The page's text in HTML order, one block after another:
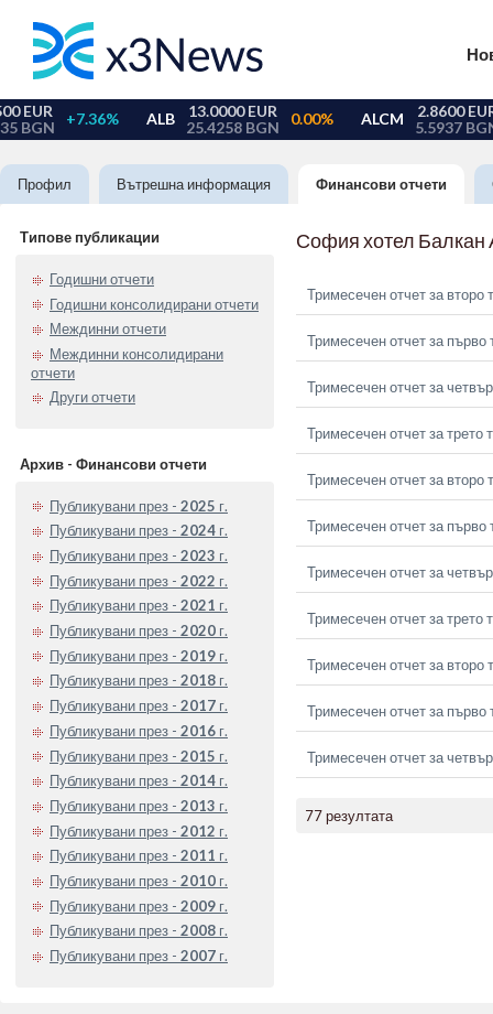
Профил Вътрешна информация Финансови отчети
Типове публикации
Годишни отчети
Годишни консолидирани отчети
Междинни отчети
Междинни консолидирани
отчети
Други отчети
Архив - Финансови отчети
Публикувани през - 2025 г.
Публикувани през - 2024 г.
Публикувани през - 2023 г.
Публикувани през - 2022 г.
Публикувани през - 2021 г.
Публикувани през - 2020 г.
Публикувани през - 2019 г.
Публикувани през - 2018 г.
Публикувани през - 2017 г.
Публикувани през - 2016 г.
Публикувани през - 2015 г.
Публикувани през - 2014 г.
Публикувани през - 2013 г.
Публикувани през - 2012 г.
Публикувани през - 2011 г.
Публикувани през - 2010 г.
Публикувани през - 2009 г.
Публикувани през - 2008 г.
Публикувани през - 2007 г.
София хотел Балкан
Тримесечен отчет за второ
Тримесечен отчет за
Тримесечен отчет за
Тримесечен отчет за трето
Тримесечен отчет за второ
Тримесечен отчет за
Тримесечен отчет за
Тримесечен отчет за трето
Тримесечен отчет за второ
Тримесечен отчет за
Тримесечен отчет за
77 резултата